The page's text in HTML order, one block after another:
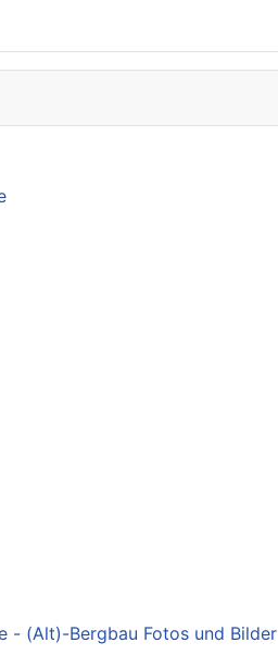
- (Alt)-Bergbau Fotos und Bilder